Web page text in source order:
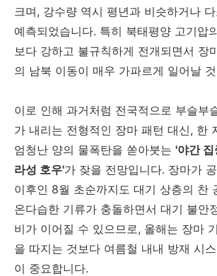
크며, 강수량 역시 평년과 비슷하거나
예측되었습니다. 특히 북태평양 고기압
보다 강하고 불규칙하게 전개되면서 장
의 남북 이동이 매우 가파르게 일어날
이로 인해 과거처럼 전국적으로 부슬부
가 내리는 전형적인 장마 패턴 대신, 한
엄청난 양의 물폭탄을 쏟아붓는 '야간
라성 호우'가 잦을 전망입니다. 장마가
이후인 8월 초순까지도 대기 상층의 찬
온다습한 기류가 충돌하면서 대기 불안
비가 이어질 수 있으므로, 올해는 장마
을 따지는 것보다 여름철 내내 방재 시
이 중요합니다.